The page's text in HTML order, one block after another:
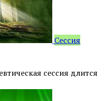
Сессия
сессия длится